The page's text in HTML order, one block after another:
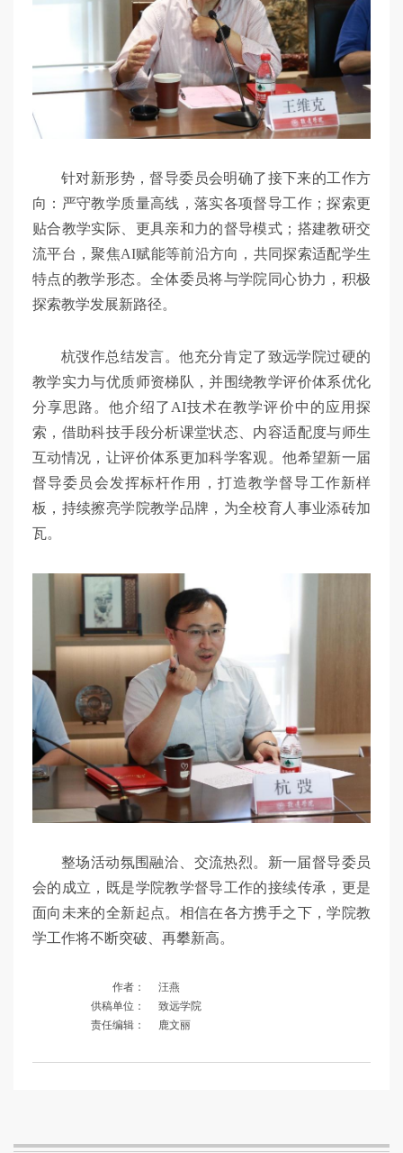
针对新形势，督导委员会明确了接下来的工作方
向：严守教学质量高线，落实各项督导工作；探索更
贴合教学实际、更具亲和力的督导模式；搭建教研交
流平台，聚焦AI赋能等前沿方向，共同探索适配学生
特点的教学形态。全体委员将与学院同心协力，积极
探索教学发展新路径。
杭弢作总结发言。他充分肯定了致远学院过硬的
教学实力与优质师资梯队，并围绕教学评价体系优化
分享思路。他介绍了AI技术在教学评价中的应用探
索，借助科技手段分析课堂状态、内容适配度与师生
互动情况，让评价体系更加科学客观。他希望新一届
督导委员会发挥标杆作用，打造教学督导工作新样
板，持续擦亮学院教学品牌，为全校育人事业添砖加
瓦。
整场活动氛围融洽、交流热烈。新一届督导委员
会的成立，既是学院教学督导工作的接续传承，更是
面向未来的全新起点。相信在各方携手之下，学院教
学工作将不断突破、再攀新高。
作者：
汪燕
供稿单位：
致远学院
责任编辑：
鹿文丽